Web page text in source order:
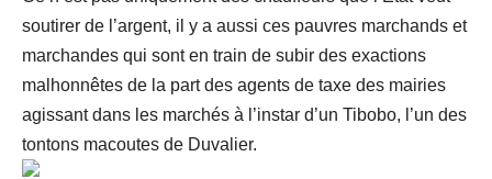
soutirer de l’argent, il y a aussi ces pauvres marchands et
marchandes qui sont en train de subir des exactions
malhonnêtes de la part des agents de taxe des mairies
agissant dans les marchés à l’instar d’un Tibobo, l’un des
tontons macoutes de Duvalier.